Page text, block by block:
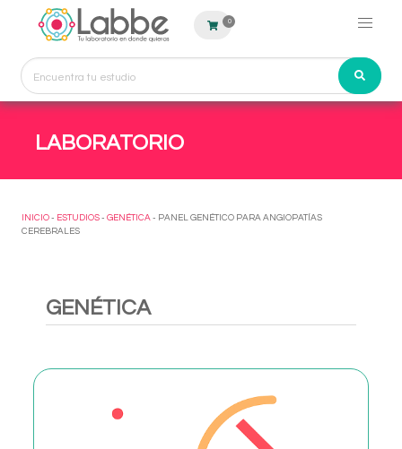
0
LABORATORIO
INICIO - ESTUDIOS - GENÉTICA - PANEL GENÉTICO PARA ANGIOPATÍAS
CEREBRALES
GENÉTICA